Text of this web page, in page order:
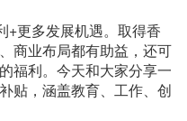
+更多发展机遇。取得香
商业布局都有助益，还可
福利。今天和大家分享一
贴，涵盖教育、工作、创